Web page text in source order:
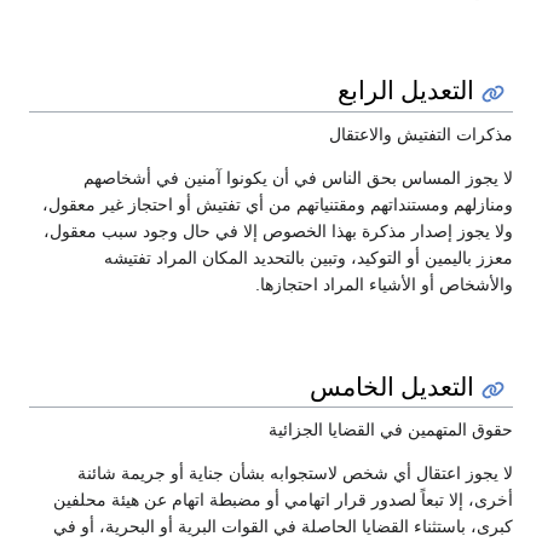
التعديل الرابع
مذكرات التفتيش والاعتقال
لا يجوز المساس بحق الناس في أن يكونوا آمنين في أشخاصهم
ومنازلهم ومستنداتهم ومقتنياتهم من أي تفتيش أو احتجاز غير معقول،
ولا يجوز إصدار مذكرة بهذا الخصوص إلا في حال وجود سبب معقول،
معزز باليمين أو التوكيد، وتبين بالتحديد المكان المراد تفتيشه
والأشخاص أو الأشياء المراد احتجازها.
التعديل الخامس
حقوق المتهمين في القضايا الجزائية
لا يجوز اعتقال أي شخص لاستجوابه بشأن جناية أو جريمة شائنة
أخرى، إلا تبعاً لصدور قرار اتهامي أو مضبطة اتهام عن هيئة محلفين
كبرى، باستثناء القضايا الحاصلة في القوات البرية أو البحرية، أو في